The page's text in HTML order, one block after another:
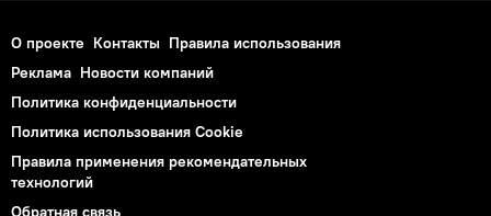
О проекте Контакты Правила использования
Реклама Новости компаний
Политика конфиденциальности
Политика использования Cookie
Правила применения рекомендательных
технологий
Обратная связь